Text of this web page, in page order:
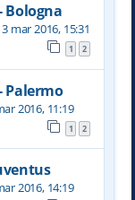
Bologna
mar 2016, 15:31
1 2
Palermo
2016, 11:19
1 2
2016, 14:19